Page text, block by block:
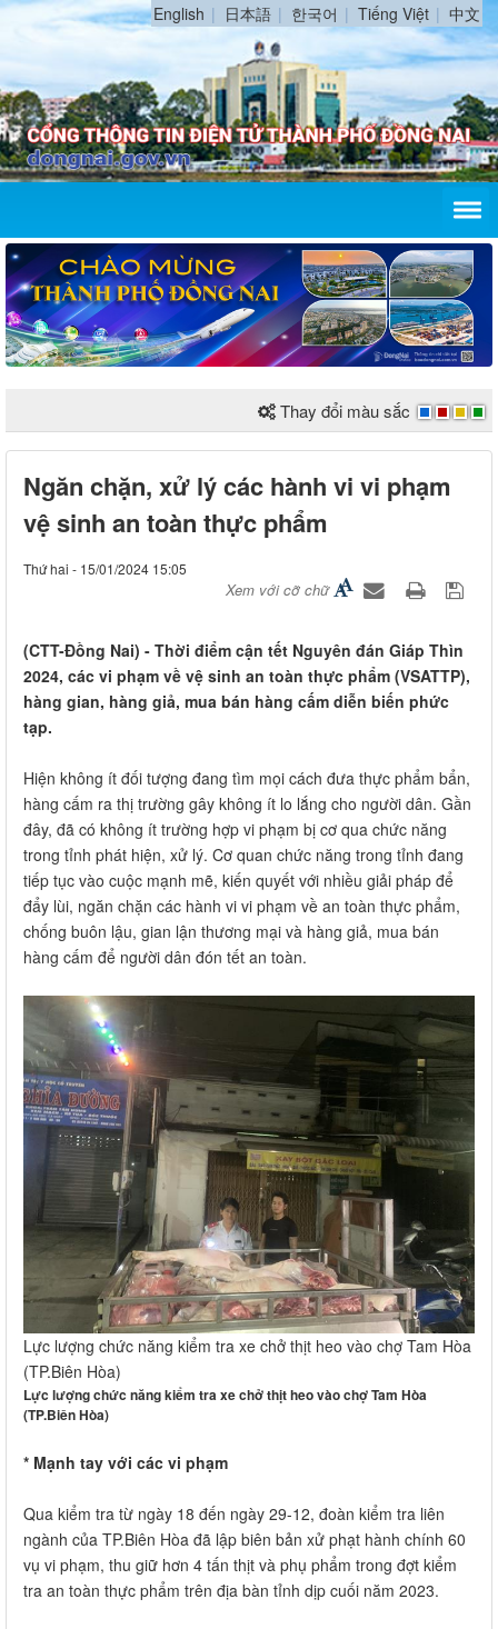
English 日本語 한국어 Tiếng Việt 中文
Thay đổi màu sắc
Ngăn chặn, xử lý các hành vi vi phạm
vệ sinh an toàn thực phẩm
Thứ hai - 15/01/2024 15:05
Xem với cỡ chữ
(CTT-Đồng Nai) - Thời điểm cận tết Nguyên đán Giáp Thìn
2024, các vi phạm về vệ sinh an toàn thực phẩm (VSATTP),
hàng gian, hàng giả, mua bán hàng cấm diễn biến phức
tạp.
Hiện không ít đối tượng đang tìm mọi cách đưa thực phẩm bẩn,
hàng cấm ra thị trường gây không ít lo lắng cho người dân. Gần
đây, đã có không ít trường hợp vi phạm bị cơ qua chức năng
trong tỉnh phát hiện, xử lý. Cơ quan chức năng trong tỉnh đang
tiếp tục vào cuộc mạnh mẽ, kiến quyết với nhiều giải pháp để
đẩy lùi, ngăn chặn các hành vi vi phạm về an toàn thực phẩm,
chống buôn lậu, gian lận thương mại và hàng giả, mua bán
hàng cấm để người dân đón tết an toàn.
Lực lượng chức năng kiểm tra xe chở thịt heo vào chợ Tam Hòa
(TP.Biên Hòa)
Lực lượng chức năng kiểm tra xe chở thịt heo vào chợ Tam Hòa
(TP.Biên Hòa)
* Mạnh tay với các vi phạm
Qua kiểm tra từ ngày 18 đến ngày 29-12, đoàn kiểm tra liên
ngành của TP.Biên Hòa đã lập biên bản xử phạt hành chính 60
vụ vi phạm, thu giữ hơn 4 tấn thịt và phụ phẩm trong đợt kiểm
tra an toàn thực phẩm trên địa bàn tỉnh dịp cuối năm 2023.